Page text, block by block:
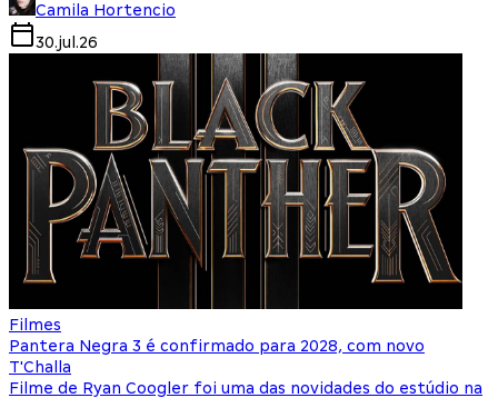
Camila Hortencio
30.jul.26
Filmes
Pantera Negra 3 é confirmado para 2028, com novo
T'Challa
Filme de Ryan Coogler foi uma das novidades do estúdio na